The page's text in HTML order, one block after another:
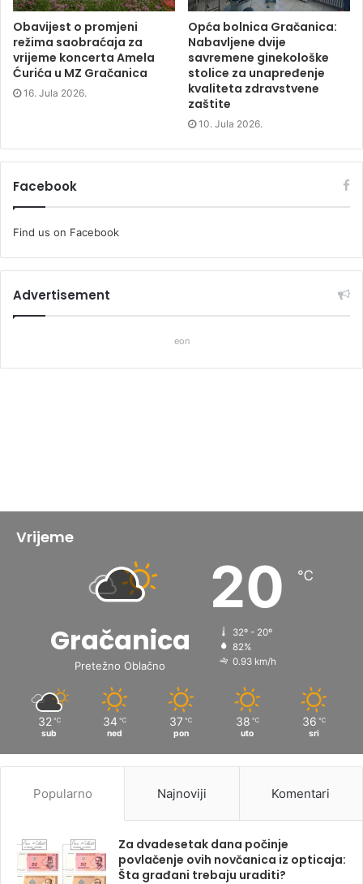
Obavijest o promjeni
režima saobraćaja za
vrijeme koncerta Amela
Ćurića u MZ Gračanica
16. Jula 2026.
Opća bolnica Gračanica:
Nabavljene dvije
savremene ginekološke
stolice za unapređenje
kvaliteta zdravstvene
zaštite
10. Jula 2026.
Facebook
Find us on Facebook
Advertisement
eon
Vrijeme
Gračanica
Pretežno Oblačno
20 ℃
32º - 20º
82%
0.93 km/h
32 ℃
sub
34 ℃
ned
37 ℃
pon
38 ℃
uto
36 ℃
sri
Popularno Najnoviji Komentari
Za dvadesetak dana počinje
povlačenje ovih novčanica iz opticaja:
Šta građani trebaju uraditi?